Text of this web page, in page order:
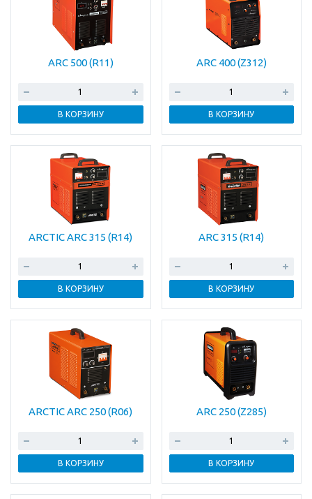
ARC 500 (R11)
В КОРЗИНУ
ARC 400 (Z312)
В КОРЗИНУ
ARCTIC ARC 315 (R14)
В КОРЗИНУ
ARC 315 (R14)
В КОРЗИНУ
ARCTIC ARC 250 (R06)
В КОРЗИНУ
ARC 250 (Z285)
В КОРЗИНУ